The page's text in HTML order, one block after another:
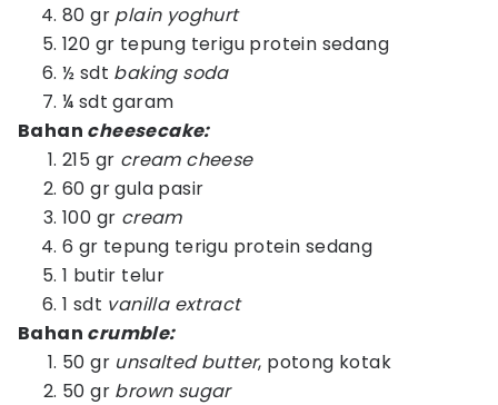
80 gr plain yoghurt
120 gr tepung terigu protein sedang
½ sdt baking soda
¼ sdt garam
Bahan cheesecake:
215 gr cream cheese
60 gr gula pasir
100 gr cream
6 gr tepung terigu protein sedang
1 butir telur
1 sdt vanilla extract
Bahan crumble:
50 gr unsalted butter, potong kotak
50 gr brown sugar